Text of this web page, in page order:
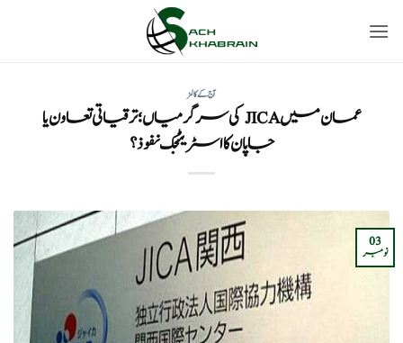
آج کے کالمز
عمان میں JICA کی سرگرمیاں؛ ترقیاتی تعاون یا
جاپان کا اسٹریٹجک نفوذ؟
03
نومبر